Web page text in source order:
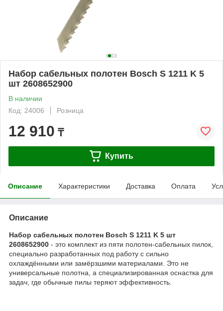
Набор сабельных полотен Bosch S 1211 K 5
шт 2608652900
В наличии
Код: 24006
Розница
12 910 ₸
Купить
Описание Характеристики Доставка Оплата
Описание
Набор сабельных полотен Bosch S 1211 K 5 шт
2608652900 - это комплект из пяти полотен-сабельных пилок,
специально разработанных под работу с сильно
охлаждёнными или замёрзшими материалами. Это не
универсальные полотна, а специализированная оснастка для
задач, где обычные пилы теряют эффективность.